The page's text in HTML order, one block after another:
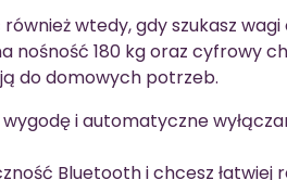
wtedy, gdy szukasz
nośność 180 kg oraz cyfrowy
do domowych potrzeb.
wygodę i automatyczne
Bluetooth i chcesz łatwiej